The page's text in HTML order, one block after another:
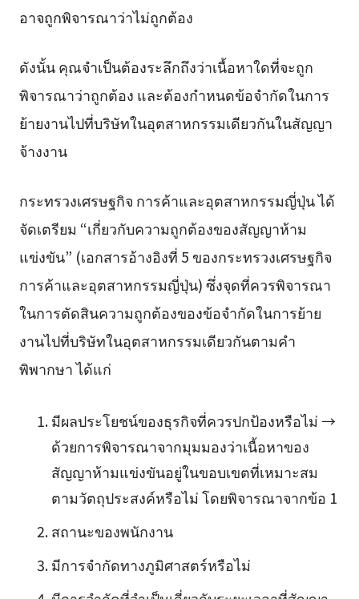
อาจถูกพิจารณาว่าไม่ถูกต้อง
ดังนั้น คุณจำเป็นต้องระลึกถึงว่าเนื้อหาใดที่จะถูก
พิจารณาว่าถูกต้อง และต้องกำหนดข้อจำกัดในการ
ย้ายงานไปที่บริษัทในอุตสาหกรรมเดียวกันในสัญญา
จ้างงาน
กระทรวงเศรษฐกิจ การค้าและอุตสาหกรรมญี่ปุ่น ได้
จัดเตรียม “เกี่ยวกับความถูกต้องของสัญญาห้าม
แข่งขัน” (เอกสารอ้างอิงที่ 5 ของกระทรวงเศรษฐกิจ
การค้าและอุตสาหกรรมญี่ปุ่น) ซึ่งจุดที่ควรพิจารณา
ในการตัดสินความถูกต้องของข้อจำกัดในการย้าย
งานไปที่บริษัทในอุตสาหกรรมเดียวกันตามคำ
พิพากษา ได้แก่
มีผลประโยชน์ของธุรกิจที่ควรปกป้องหรือไม่ →
ด้วยการพิจารณาจากมุมมองว่าเนื้อหาของ
สัญญาห้ามแข่งขันอยู่ในขอบเขตที่เหมาะสม
ตามวัตถุประสงค์หรือไม่ โดยพิจารณาจากข้อ 1
สถานะของพนักงาน
มีการจำกัดทางภูมิศาสตร์หรือไม่